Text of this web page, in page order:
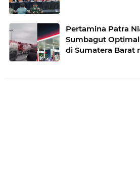
Pertamina Patra
Sumbagut
di Sumatera Barat